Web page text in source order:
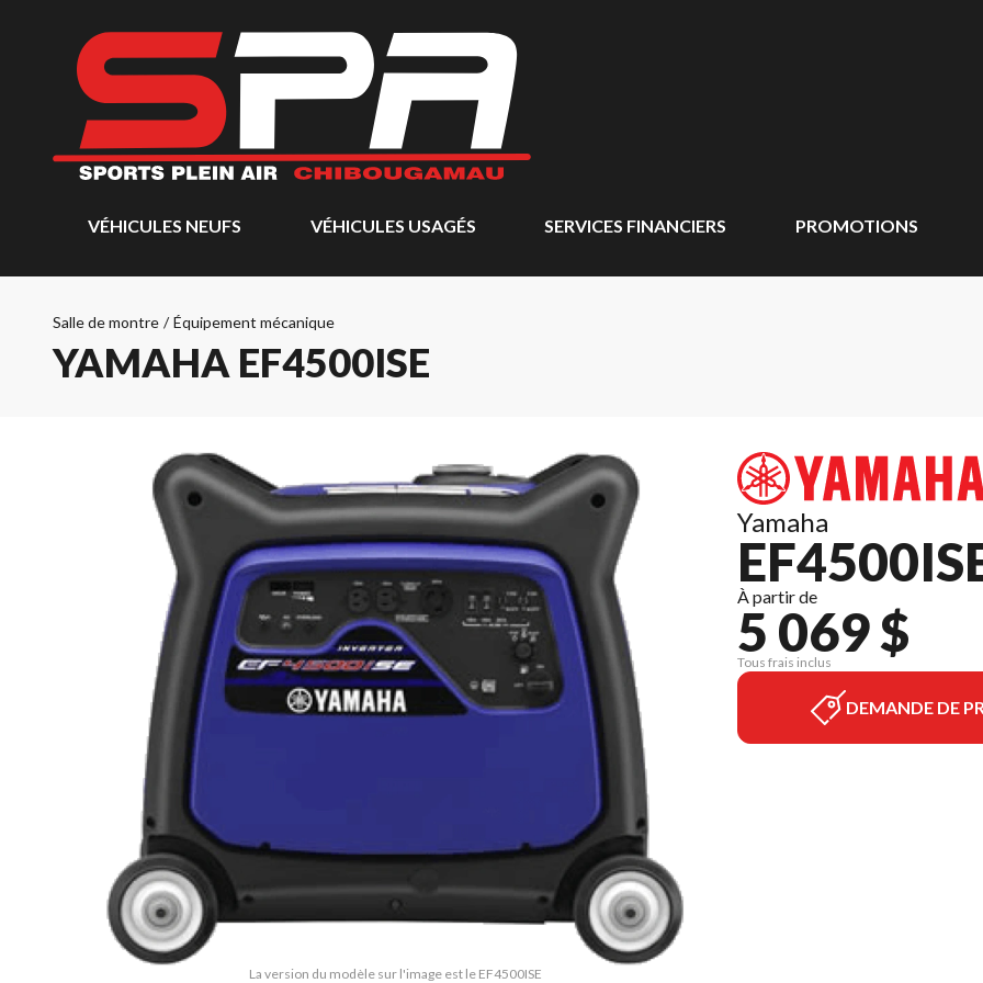
VÉHICULES NEUFS VÉHICULES USAGÉS SERVICES FINANCIERS PROMOTIONS
Salle de montre / Équipement mécanique
YAMAHA EF4500ISE
La version du modèle sur l'image est le EF4500ISE
Yamaha
À partir de
5 069 $
Tous frais inclus
DEMANDE DE